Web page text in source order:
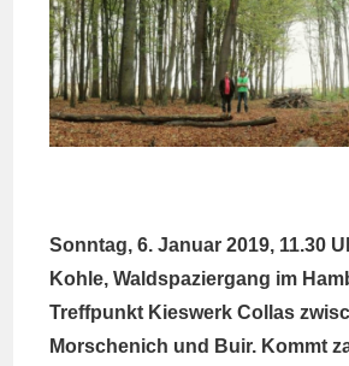
Sonntag, 6. Januar 2019, 11.30
Kohle, Waldspaziergang im
Treffpunkt Kieswerk Collas
Morschenich und Buir. Kommt